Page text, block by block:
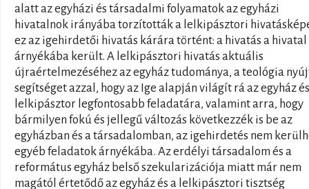
alatt az egyházi és társadalmi folyamatok az egyházi
hivatalnok irányába torzították a lelkipásztori
ez az igehirdetői hivatás kárára történt: a hivatás a hivatal
árnyékába került. A lelkipásztori hivatás aktuális
újraértelmezéséhez az egyház tudománya, a teológia
segítséget azzal, hogy az Ige alapján világít rá az egyház
lelkipásztor legfontosabb feladatára, valamint arra, hogy
bármilyen fokú és jellegű változás következzék is be az
egyházban és a társadalomban, az igehirdetés nem
egyéb feladatok árnyékába. Az erdélyi társadalom és a
református egyház belső szekularizációja miatt már nem
magától értetődő az egyház és a lelkipásztori tisztség